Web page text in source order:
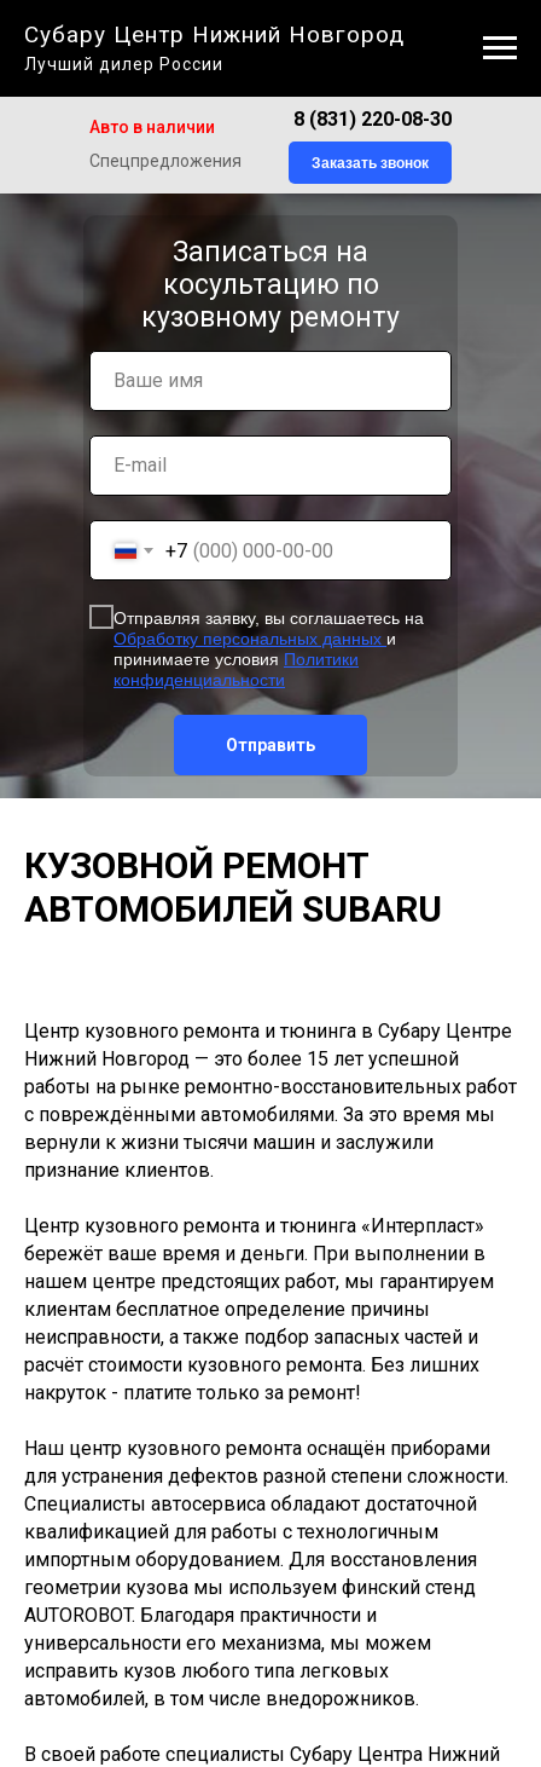
Субару Центр Нижний Новгород
Лучший дилер России
Авто в наличии
Спецпредложения
8 (831) 220-08-30
Заказать звонок
Ваше имя
E-mail
+7
Отправляя заявку, вы соглашаетесь на
Обработку персональных данных и
принимаете условия Политики
конфиденциальности
Отправить
Записаться на
косультацию по
кузовному ремонту
КУЗОВНОЙ РЕМОНТ
АВТОМОБИЛЕЙ SUBARU
Центр кузовного ремонта и тюнинга в Субару Центре
Нижний Новгород — это более 15 лет успешной
работы на рынке ремонтно-восстановительных работ
с повреждёнными автомобилями. За это время мы
вернули к жизни тысячи машин и заслужили
признание клиентов.
Центр кузовного ремонта и тюнинга «Интерпласт»
бережёт ваше время и деньги. При выполнении в
нашем центре предстоящих работ, мы гарантируем
клиентам бесплатное определение причины
неисправности, а также подбор запасных частей и
расчёт стоимости кузовного ремонта. Без лишних
накруток - платите только за ремонт!
Наш центр кузовного ремонта оснащён приборами
для устранения дефектов разной степени сложности.
Специалисты автосервиса обладают достаточной
квалификацией для работы с технологичным
импортным оборудованием. Для восстановления
геометрии кузова мы используем финский стенд
AUTOROBOT. Благодаря практичности и
универсальности его механизма, мы можем
исправить кузов любого типа легковых
автомобилей, в том числе внедорожников.
В своей работе специалисты Субару Центра Нижний